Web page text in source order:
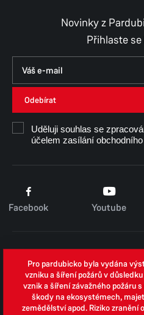
Novinky z
Přihlaste
Odebírat
Uděluji souhlas se
účelem zasílání
Facebook Youtube
Zpracování osobních údajů
Whistleblowing
Pro pardubicko byla vydána
vzniku a šíření požárů v
vznik a šíření závažného požáru
škody na ekosystémech,
zemědělství apod. Riziko zranění